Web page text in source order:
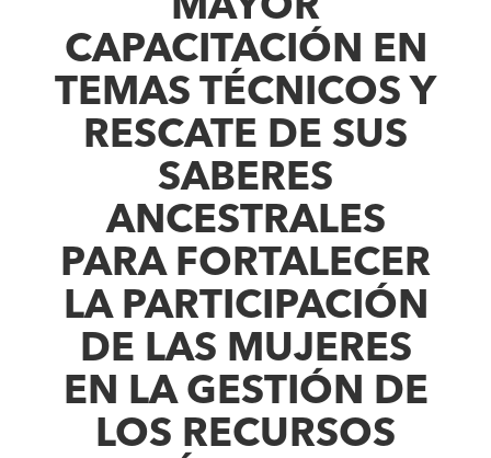
MAYOR
CAPACITACIÓN EN
TEMAS TÉCNICOS Y
RESCATE DE SUS
SABERES
ANCESTRALES
PARA FORTALECER
LA PARTICIPACIÓN
DE LAS MUJERES
EN LA GESTIÓN DE
LOS RECURSOS